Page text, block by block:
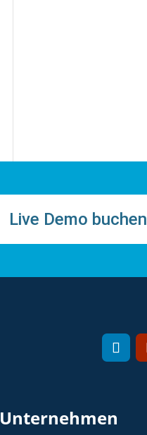
Live Demo buchen
Unternehmen